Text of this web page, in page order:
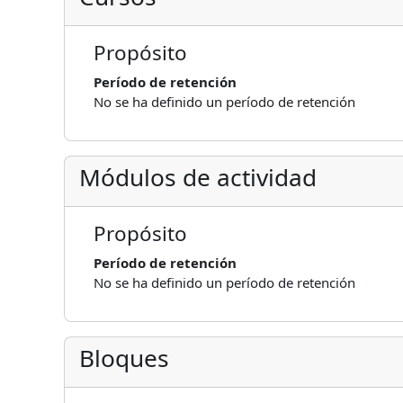
Propósito
Período de retención
No se ha definido un período de retención
Módulos de actividad
Propósito
Período de retención
No se ha definido un período de retención
Bloques